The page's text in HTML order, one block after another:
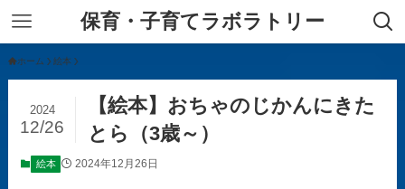
保育・子育てラボラトリー
ホーム 絵本
【絵本】おちゃのじかんにきた
とら（3歳～）
2024
12/26
絵本 2024年12月26日